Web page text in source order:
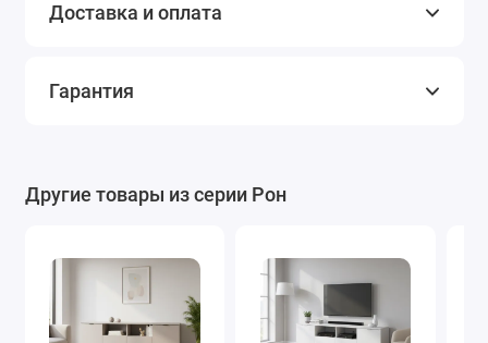
Доставка и оплата
Гарантия
Другие товары из серии Рон